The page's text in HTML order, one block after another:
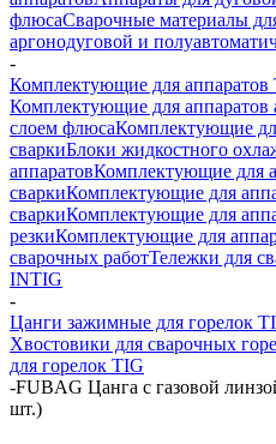
флюсаСварочные материалы
аргонодуговой и
-
Комплектующие для аппаратов
Комплектующие для аппаратов
слоем флюсаКомплектующие
сваркиБлоки жидкостного
аппаратовКомплектующие для
сваркиКомплектующие для
сваркиКомплектующие для
резкиКомплектующие для
сварочных работТележки для
INTIG
-
Цанги зажимные для горелок
Хвостовики для сварочных
для горелок TIG
-FUBAG Цанга c газовой
шт.)